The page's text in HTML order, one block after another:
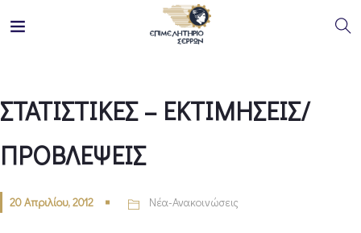
ΣΤΑΤΙΣΤΙΚΕΣ – ΕΚΤΙΜΗΣΕΙΣ/
ΠΡΟΒΛΕΨΕΙΣ
20 Απριλίου, 2012 Νέα-Ανακοινώσεις